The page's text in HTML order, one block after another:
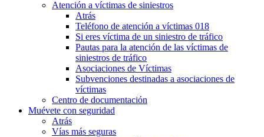
Atención a víctimas de siniestros
Atrás
Teléfono de atención a víctimas 018
Si eres víctima de un siniestro de tráfico
Pautas para la atención de las víctimas de
siniestros de tráfico
Asociaciones de Víctimas
Subvenciones destinadas a asociaciones de
víctimas
Centro de documentación
Muévete con seguridad
Atrás
Vías más seguras